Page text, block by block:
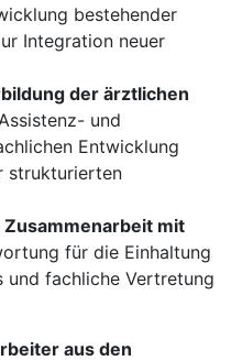
bestehender
Integration neuer
der ärztlichen
und
Entwicklung
strukturierten
mit
für die Einhaltung
und fachliche Vertretung
aus den